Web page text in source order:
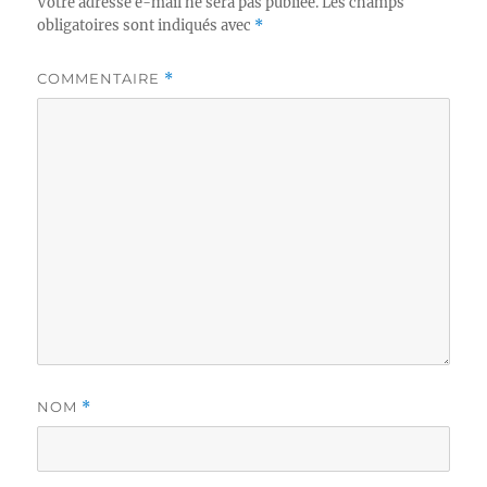
obligatoires sont indiqués avec *
COMMENTAIRE *
NOM *